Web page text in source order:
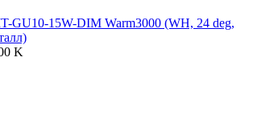
GU10-15W-DIM Warm3000 (WH, 24 deg,
K